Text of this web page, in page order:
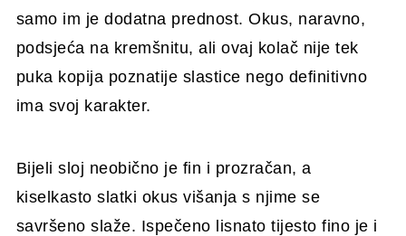
samo im je dodatna prednost. Okus, naravno,
podsjeća na kremšnitu, ali ovaj kolač nije tek
puka kopija poznatije slastice nego definitivno
ima svoj karakter.
Bijeli sloj neobično je fin i prozračan, a
kiselkasto slatki okus višanja s njime se
savršeno slaže. Ispečeno lisnato tijesto fino je i